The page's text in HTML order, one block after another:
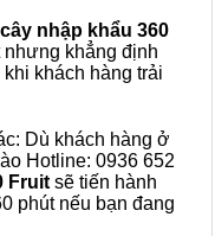
nhập khẩu 360
nhưng khẳng định
khách hàng trải
Dù khách hàng ở
Hotline: 0936 652
Fruit sẽ tiến hành
phút nếu bạn đang